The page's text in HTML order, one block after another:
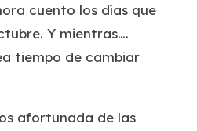
cuento los días que
Y mientras….
tiempo de cambiar
afortunada de las